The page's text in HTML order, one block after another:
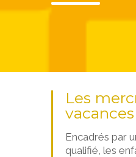
Les
Encadrés par
qualifié, les